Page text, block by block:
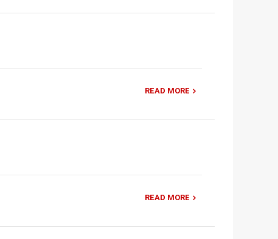
READ MORE
READ MORE